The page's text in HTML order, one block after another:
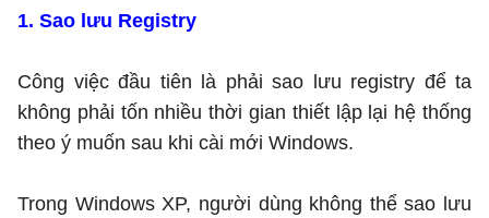
1. Sao lưu Registry
Công việc đầu tiên là phải sao lưu registry để ta
không phải tốn nhiều thời gian thiết lập lại hệ thống
theo ý muốn sau khi cài mới Windows.
Trong Windows XP, người dùng không thể sao lưu